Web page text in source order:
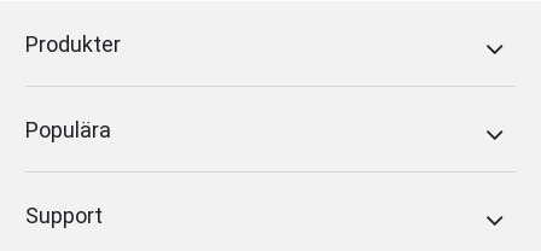
Produkter
Populära
Support